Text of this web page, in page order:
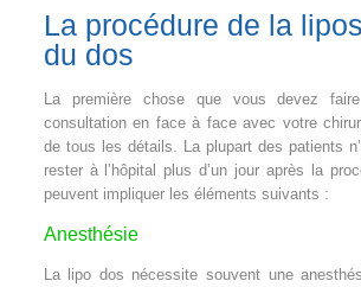
La procédure de la
du dos
La première chose que vous devez
consultation en face à face avec votre
de tous les détails. La plupart des patients
rester à l’hôpital plus d’un jour après la
peuvent impliquer les éléments suivants :
Anesthésie
La lipo dos nécessite souvent une